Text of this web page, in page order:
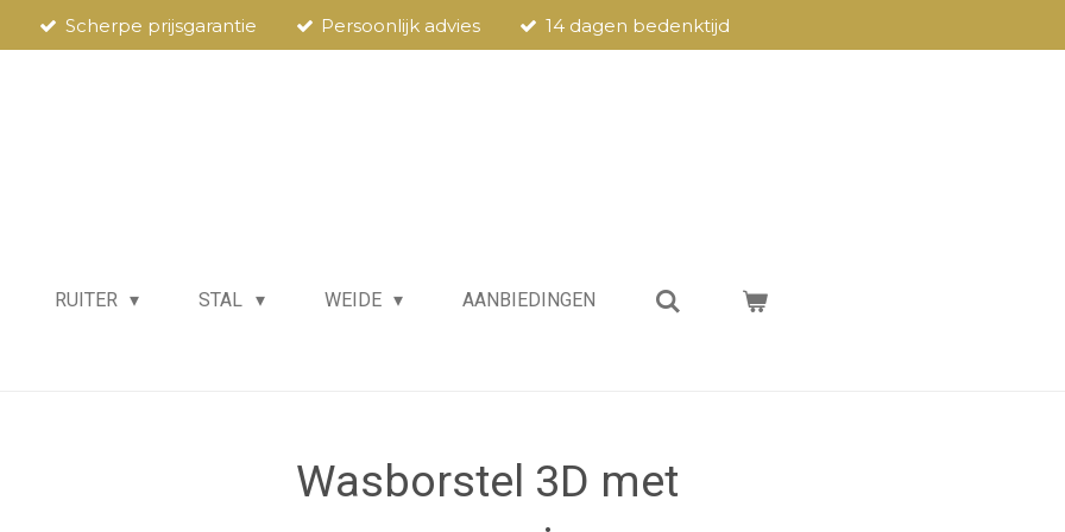
Scherpe prijsgarantie Persoonlijk advies 14 dagen bedenktijd
RUITER STAL WEIDE AANBIEDINGEN
Wasborstel 3D met